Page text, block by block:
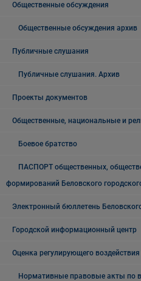
Общественные обсуждения
Общественные обсуждения архив
Публичные слушания
Публичные слушания. Архив
Проекты документов
Общественные, национальные и
Боевое братство
ПАСПОРТ общественных,
формирований Беловского
Электронный бюллетень
Городской информационный центр
Оценка регулирующего
Нормативные правовые акты по